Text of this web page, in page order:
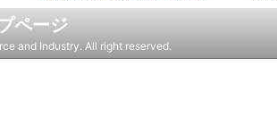
ページ
and Industry. All right reserved.